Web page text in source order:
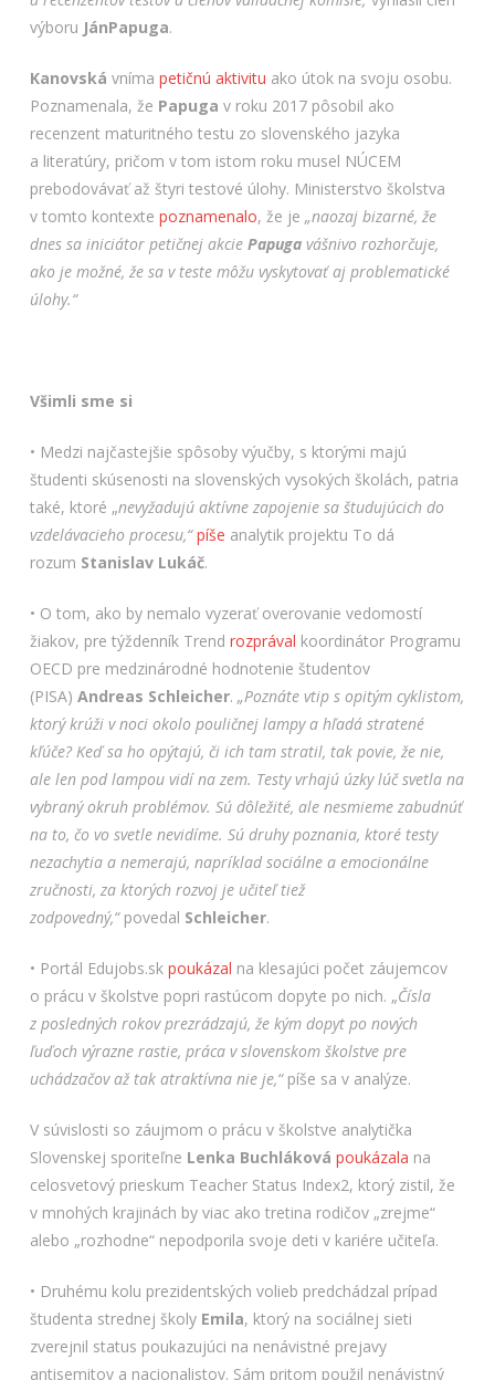
výboru JánPapuga.
Kanovská vníma petičnú aktivitu ako útok na svoju osobu.
Poznamenala, že Papuga v roku 2017 pôsobil ako
recenzent maturitného testu zo slovenského jazyka
a literatúry, pričom v tom istom roku musel NÚCEM
prebodovávať až štyri testové úlohy. Ministerstvo školstva
v tomto kontexte poznamenalo, že je „naozaj bizarné, že
dnes sa iniciátor petičnej akcie Papugavášnivo rozhorčuje,
ako je možné, že sa v teste môžu vyskytovať aj problematické
úlohy.“
Všimli sme si
• Medzi najčastejšie spôsoby výučby, s ktorými majú
študenti skúsenosti na slovenských vysokých školách, patria
také, ktoré „nevyžadujú aktívne zapojenie sa študujúcich do
vzdelávacieho procesu,“ píše analytik projektu To dá
rozum Stanislav Lukáč.
• O tom, ako by nemalo vyzerať overovanie vedomostí
žiakov, pre týždenník Trend rozprával koordinátor Programu
OECD pre medzinárodné hodnotenie študentov
(PISA) Andreas Schleicher. „Poznáte vtip s opitým cyklistom,
ktorý krúži v noci okolo pouličnej lampy a hľadá stratené
kľúče? Keď sa ho opýtajú, či ich tam stratil, tak povie, že nie,
ale len pod lampou vidí na zem. Testy vrhajú úzky lúč svetla na
vybraný okruh problémov. Sú dôležité, ale nesmieme zabudnúť
na to, čo vo svetle nevidíme. Sú druhy poznania, ktoré testy
nezachytia a nemerajú, napríklad sociálne a emocionálne
zručnosti, za ktorých rozvoj je učiteľ tiež
zodpovedný,“povedal Schleicher.
• Portál Edujobs.sk poukázal na klesajúci počet záujemcov
o prácu v školstve popri rastúcom dopyte po nich. „Čísla
z posledných rokov prezrádzajú, že kým dopyt po nových
ľuďoch výrazne rastie, práca v slovenskom školstve pre
uchádzačov až tak atraktívna nie je,“píše sa v analýze.
V súvislosti so záujmom o prácu v školstve analytička
Slovenskej sporiteľne Lenka Buchláková poukázala na
celosvetový prieskum Teacher Status Index2, ktorý zistil, že
v mnohých krajinách by viac ako tretina rodičov „zrejme“
alebo „rozhodne“ nepodporila svoje deti v kariére učiteľa.
• Druhému kolu prezidentských volieb predchádzal prípad
študenta strednej školy Emila, ktorý na sociálnej sieti
zverejnil status poukazujúci na nenávistné prejavy
antisemitov a nacionalistov. Sám pritom použil nenávistný